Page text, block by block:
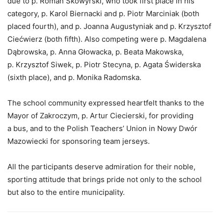
category, p. Karol Biernacki and p. Piotr Marciniak (both
placed fourth), and p. Joanna Augustyniak and p. Krzysztof
Ciećwierz (both fifth). Also competing were p. Magdalena
Dąbrowska, p. Anna Głowacka, p. Beata Makowska,
p. Krzysztof Siwek, p. Piotr Stecyna, p. Agata Świderska
(sixth place), and p. Monika Radomska.
The school community expressed heartfelt thanks to the
Mayor of Zakroczym, p. Artur Ciecierski, for providing
a bus, and to the Polish Teachers’ Union in Nowy Dwór
Mazowiecki for sponsoring team jerseys.
All the participants deserve admiration for their noble,
sporting attitude that brings pride not only to the school
but also to the entire municipality.